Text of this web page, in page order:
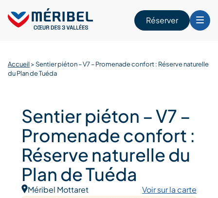
content
Réserver
Accueil >Sentier piéton – V7 – Promenade confort : Réserve naturelle
du Plan de Tuéda
Sentier piéton – V7 –
Promenade confort :
Réserve naturelle du
Plan de Tuéda
Méribel Mottaret Voir sur la carte